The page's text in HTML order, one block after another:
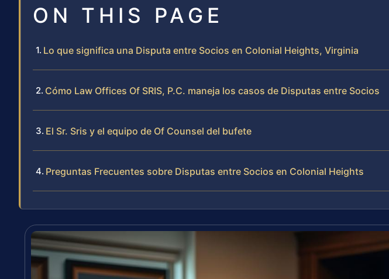
ON THIS PAGE
Lo que significa una Disputa entre Socios en Colonial Heights, Virginia
Cómo Law Offices Of SRIS, P.C. maneja los casos de Disputas entre Socios
El Sr. Sris y el equipo de Of Counsel del bufete
Preguntas Frecuentes sobre Disputas entre Socios en Colonial Heights